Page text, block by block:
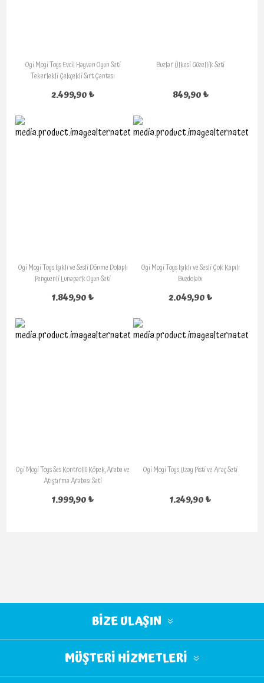
Ogi Mogi Toys Evcil Hayvan Oyun Seti
Tekerlekli Çekçekli Sırt Çantası
2.499,90 ₺
Buzlar Ülkesi Güzellik Seti
849,90 ₺
Ogi Mogi Toys Işıklı ve Sesli Dönme Dolaplı
Penguenli Lunapark Oyun Seti
1.849,90 ₺
Ogi Mogi Toys Işıklı ve Sesli Çok Kapılı
Buzdolabı
2.049,90 ₺
Ogi Mogi Toys Ses Kontrollü Köpek, Araba ve
Atıştırma Arabası Seti
1.999,90 ₺
Ogi Mogi Toys Uzay Pisti ve Araç Seti
1.249,90 ₺
BIZE ULAŞIN
MÜŞTERI HIZMETLERI